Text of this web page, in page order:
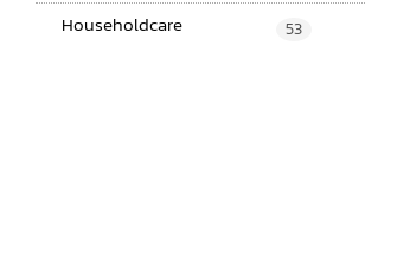
Householdcare 53